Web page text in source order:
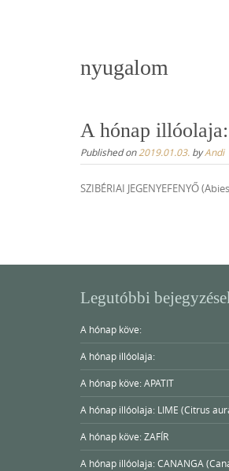
nyugalom
A hónap
Published on2019.01.03. byAndi
SZIBÉRIAI JEGENYEFENYŐ
Legutóbbi
A hónap köve:
A hónap illóolaja:
A hónap köve: APATIT
A hónap illóolaja: LIME (Citrus
A hónap köve: ZAFÍR
A hónap illóolaja: CANANGA